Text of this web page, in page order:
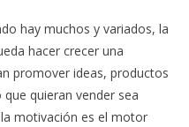
hay muchos y variados, la
hacer crecer una
promover ideas, productos
quieran vender sea
motivación es el motor